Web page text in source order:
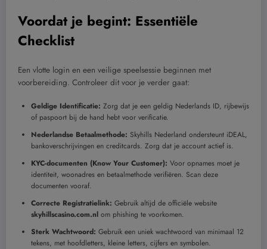
Voordat je begint: Essentiële
Checklist
Een vlotte login en een veilige speelsessie beginnen met
voorbereiding. Controleer dit voor je verder gaat:
Geldige Identificatie: Zorg dat je een geldig Nederlands ID, rijbewijs
of paspoort bij de hand hebt voor verificatie.
Nederlandse Betaalmethode: Skyhills Nederland ondersteunt iDEAL,
bankoverschrijvingen en creditcards. Zorg dat je account actief is.
KYC-documenten (Know Your Customer): Voor opnames moet je
identiteit, woonadres en betaalmethode verifiëren. Scan deze
documenten vooraf.
Correcte Registratielink: Gebruik altijd de officiële website
skyhillscasino.com.nl om phishing te voorkomen.
Sterk Wachtwoord: Gebruik een uniek wachtwoord van minimaal 12
tekens, met hoofdletters, kleine letters, cijfers en symbolen.